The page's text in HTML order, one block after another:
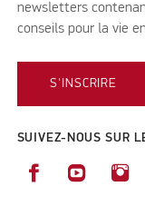
newsletters
conseils pour la vie
S'INSCRIRE
SUIVEZ-NOUS SUR